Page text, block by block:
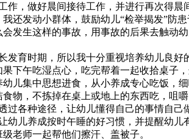
，做好晨间接待工作，并进行再次得
还发动小群体，鼓励幼儿“检举揭发”
发生这样的事故，用事故的后果去触动
育时期，所以我十分重视培养幼儿良
下午吃湿点心，吃完帮着一起收拾桌
儿集中思想进食，从小养成专心吃饭
物，不拣掉在桌上或地上的东西吃，咀
各种途径，让幼儿懂得自己的事情自己
儿养成按时午睡的好习惯，并提醒幼
老师一起帮他们擦汗、盖被子。